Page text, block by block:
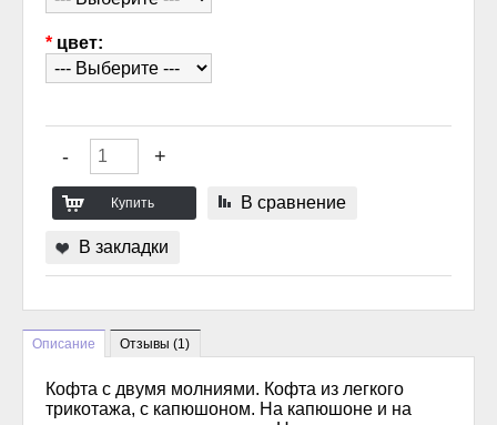
* цвет:
В сравнение
В закладки
Описание Отзывы (1)
Кофта с двумя молниями. Кофта из легкого
трикотажа, с капюшоном. На капюшоне и на